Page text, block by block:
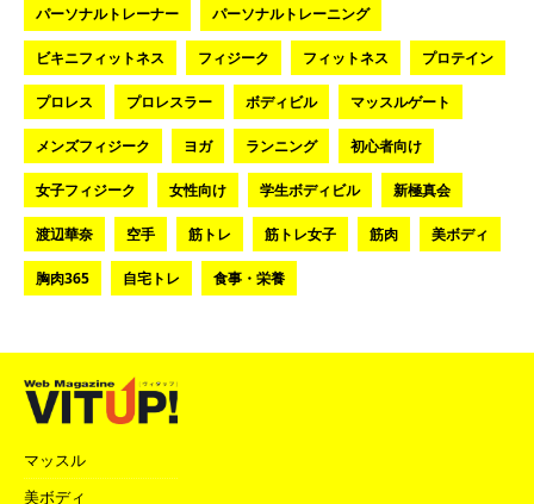
パーソナルトレーナー パーソナルトレーニング
ビキニフィットネス フィジーク フィットネス プロテイン
プロレス プロレスラー ボディビル マッスルゲート
メンズフィジーク ヨガ ランニング 初心者向け
女子フィジーク 女性向け 学生ボディビル 新極真会
渡辺華奈 空手 筋トレ 筋トレ女子 筋肉 美ボディ
胸肉365 自宅トレ 食事・栄養
マッスル
美ボディ